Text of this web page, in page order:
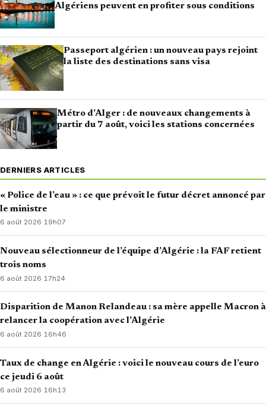
Algériens peuvent en profiter sous conditions
Passeport algérien : un nouveau pays rejoint
la liste des destinations sans visa
Métro d’Alger : de nouveaux changements à
partir du 7 août, voici les stations concernées
DERNIERS ARTICLES
« Police de l’eau » : ce que prévoit le futur décret annoncé par
le ministre
6 août 2026·19h07
Nouveau sélectionneur de l’équipe d’Algérie : la FAF retient
trois noms
6 août 2026· 17h24
Disparition de Manon Relandeau : sa mère appelle Macron à
relancer la coopération avec l’Algérie
6 août 2026·16h46
Taux de change en Algérie : voici le nouveau cours de l’euro
ce jeudi 6 août
6 août 2026·16h13